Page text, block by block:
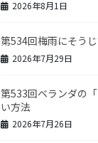
2026年8月1日
第534回梅雨にそう
2026年7月29日
第533回ベランダの
い方法
2026年7月26日